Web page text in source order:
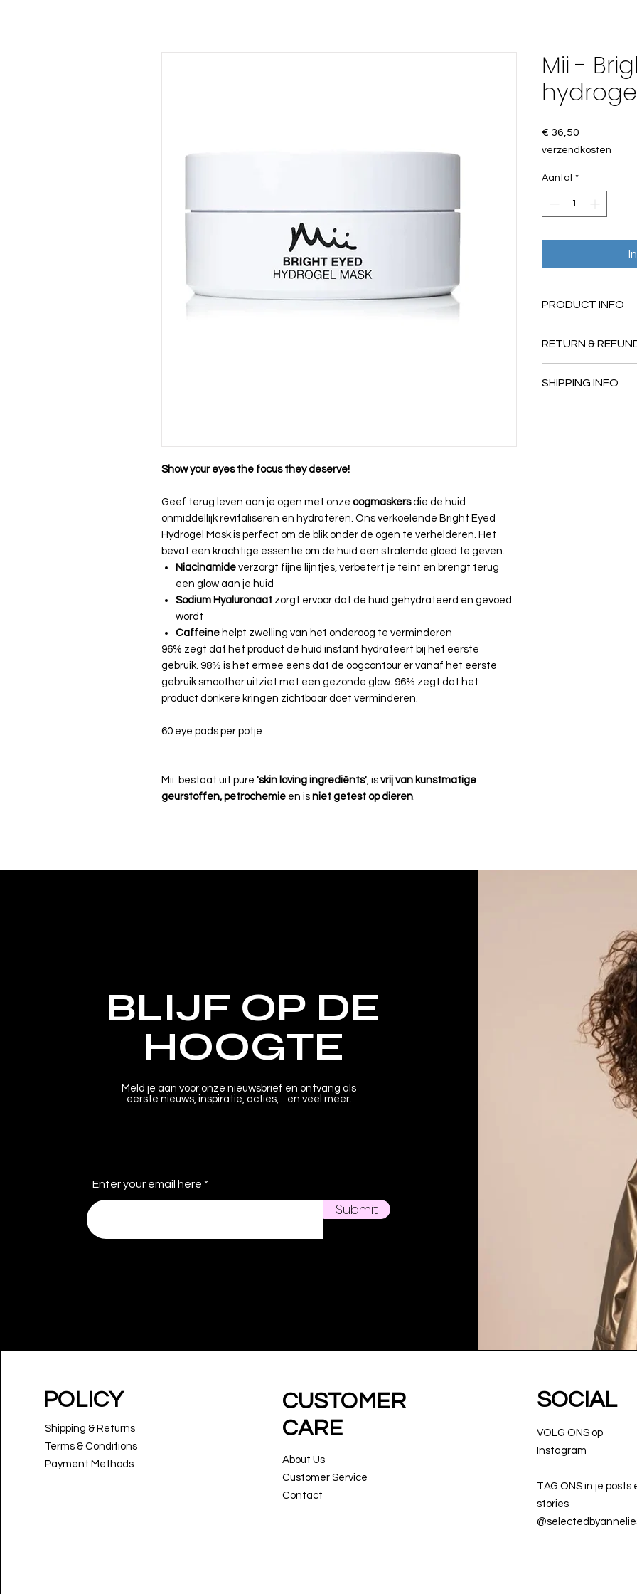
Show your eyes the focus they deserve!
Geef terug leven aan je ogen met onze oogmaskers die de huid
onmiddellijk revitaliseren en hydrateren. Ons verkoelende Bright Eyed
Hydrogel Mask is perfect om de blik onder de ogen te verhelderen. Het
bevat een krachtige essentie om de huid een stralende gloed te geven.
Niacinamide verzorgt fijne lijntjes, verbetert je teint en brengt terug
een glow aan je huid
Sodium Hyaluronaat zorgt ervoor dat de huid gehydrateerd en gevoed
wordt
Caffeine helpt zwelling van het onderoog te verminderen
96% zegt dat het product de huid instant hydrateert bij het eerste
gebruik. 98% is het ermee eens dat de oogcontour er vanaf het eerste
gebruik smoother uitziet met een gezonde glow. 96% zegt dat het
product donkere kringen zichtbaar doet verminderen.
60 eye pads per potje
Mii bestaat uit pure 'skin loving ingrediënts' , is vrij van kunstmatige
geurstoffen, petrochemie en is niet getest op dieren
Mii -
€ 36,50
verzendkosten
Aantal *
PRODUCT INFO
RETURN &
lossen we samen
SHIPPING INFO
BLIJF OP DE
HOOGTE
Meld je aan voor onze nieuwsbrief en ontvang als
eerste nieuws, inspiratie, acties,... en veel meer.
Enter your email here
Submit
POLICY
Shipping & Returns
Terms & Conditions
Payment Methods
CUSTOMER
CARE
About Us
Customer Service
Contact
SOCIAL
VOLG ONS op
Instagram
TAG ONS in je posts
stories